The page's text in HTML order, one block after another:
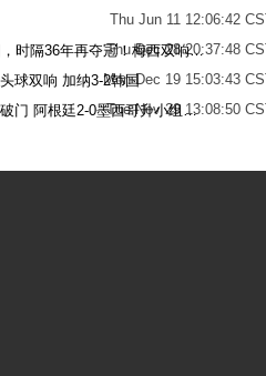
Thu Jun 11 12:06:42
Thu Dec 28 20:37:48
世界杯-阿根廷点球7-5法国，时隔36年再夺冠！梅西双响姆巴佩戴帽
Mon Dec 19 15:03:43
球双响 加纳3-2韩国
Tue Nov 29 13:08:50
梅西无解贴地斩+助攻恩佐破门 阿根廷2-0墨西哥升小组第二